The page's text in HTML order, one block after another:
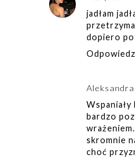
jadłam
dopiero
Odpowiedz
Aleksandra
bardzo
skromnie
choć